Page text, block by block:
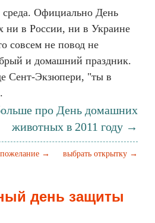
среда. Официально День
в России, ни в Украине
совсем не повод не
и домашний праздник.
Сент-Экзюпери, "ты в
про День домашних
животных в 2011 году →
выбрать открытку →
пожелание →
день защиты